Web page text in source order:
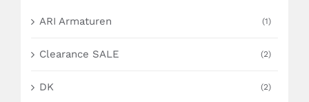
ARI Armaturen (1)
Clearance SALE (2)
DK (2)